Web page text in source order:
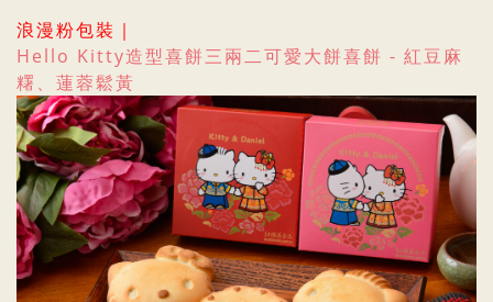
浪漫粉包裝 ｜
Hello Kitty造型喜餅三兩二可愛大餅喜餅 - 紅豆麻
糬、 蓮蓉鬆黃